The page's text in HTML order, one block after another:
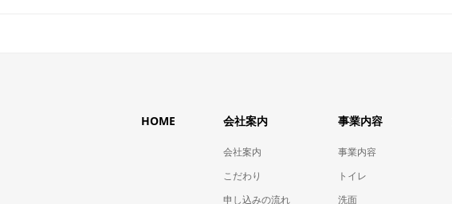
HOME 会社案内
会社案内
こだわり
申し込みの流れ
事業内容
事業内容
トイレ
洗面